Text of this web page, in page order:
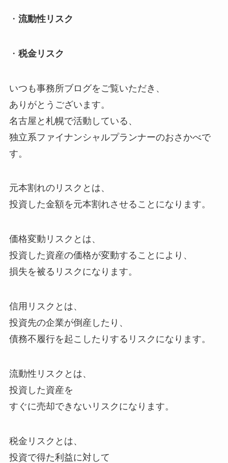
・ 流動性リスク
・ 税金リスク
いつも事務所ブログをご覧いただき、
ありがとうございます。
名古屋と札幌で活動している、
独立系ファイナンシャルプランナーのおさかべで
す。
元本割れのリスクとは、
投資した金額を元本割れさせることになります。
価格変動リスクとは、
投資した資産の価格が変動することにより、
損失を被るリスクになります。
信用リスクとは、
投資先の企業が倒産したり、
債務不履行を起こしたりするリスクになります。
流動性リスクとは、
投資した資産を
すぐに売却できないリスクになります。
税金リスクとは、
投資で得た利益に対して